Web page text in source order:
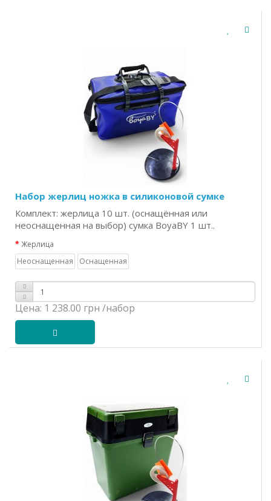
Набор жерлиц ножка в силиконовой сумке
Комплект: жерлица 10 шт. (оснащённая или
неоснащенная на выбор) сумка BoyaBY 1 шт..
Жерлица
Неоснащенная
Оснащенная
Цена: 1 238.00 грн /набор